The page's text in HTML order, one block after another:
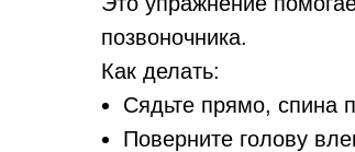
позвоночника.
Как делать:
Сядьте прямо, спина
Поверните голову